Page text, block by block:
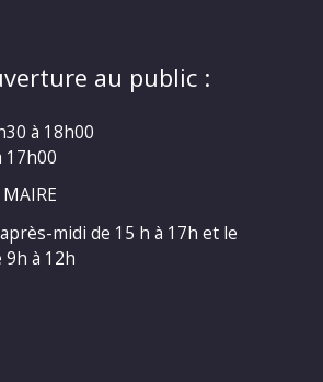
au public :
à 18h00
17h00
midi de 15 h à 17h et le
à 12h